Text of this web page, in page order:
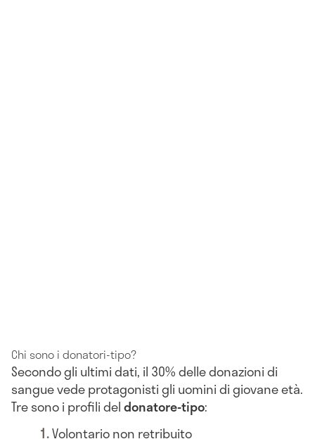
Chi sono i donatori-tipo?
Secondo gli ultimi dati, il 30% delle donazioni di
sangue vede protagonisti gli uomini di giovane età.
Tre sono i profili deldonatore-tipo:
Volontario non retribuito